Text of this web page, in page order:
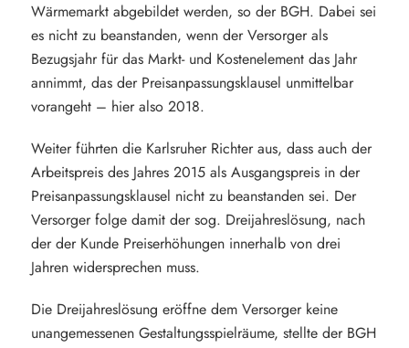
Wärmemarkt abgebildet werden, so der BGH. Dabei sei
es nicht zu beanstanden, wenn der Versorger als
Bezugsjahr für das Markt- und Kostenelement das Jahr
annimmt, das der Preisanpassungsklausel unmittelbar
vorangeht – hier also 2018.
Weiter führten die Karlsruher Richter aus, dass auch der
Arbeitspreis des Jahres 2015 als Ausgangspreis in der
Preisanpassungsklausel nicht zu beanstanden sei. Der
Versorger folge damit der sog. Dreijahreslösung, nach
der der Kunde Preiserhöhungen innerhalb von drei
Jahren widersprechen muss.
Die Dreijahreslösung eröffne dem Versorger keine
unangemessenen Gestaltungsspielräume, stellte der BGH